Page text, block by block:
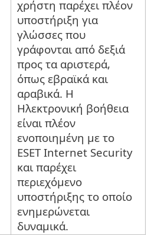
χρήστη παρέχει πλέον
υποστήριξη για
γλώσσες που
γράφονται από δεξιά
προς τα αριστερά,
όπως εβραϊκά και
αραβικά. Η
Ηλεκτρονική βοήθεια
είναι πλέον
ενοποιημένη με το
ESET Internet Security
και παρέχει
περιεχόμενο
υποστήριξης το οποίο
ενημερώνεται
δυναμικά.